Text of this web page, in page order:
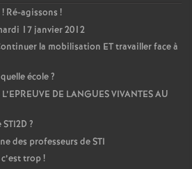
! Ré-agissons !
17 janvier 2012
la mobilisation ET travailler face à
école?
DE LANGUES VIVANTES AU
?
des professeurs de STI
trop!